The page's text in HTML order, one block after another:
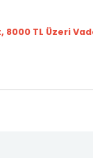
8000 TL Üzeri